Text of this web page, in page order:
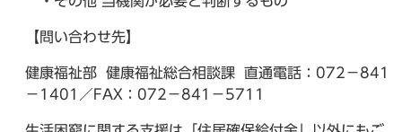
【問い合わせ先】
健康福祉部 健康福祉総合相談課 直通電話：072－841
－1401／FAX：072－841－5711